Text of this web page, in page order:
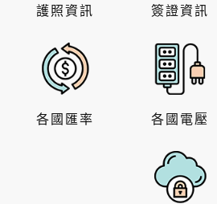
護照資訊 簽證資訊
各國匯率 各國電壓